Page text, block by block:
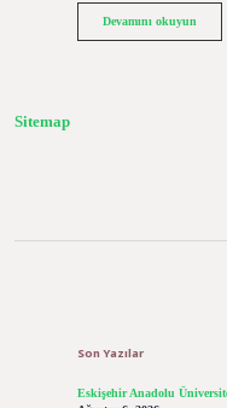
Devamını okuyun
Sitemap
Son Yazılar
Eskişehir Anadolu